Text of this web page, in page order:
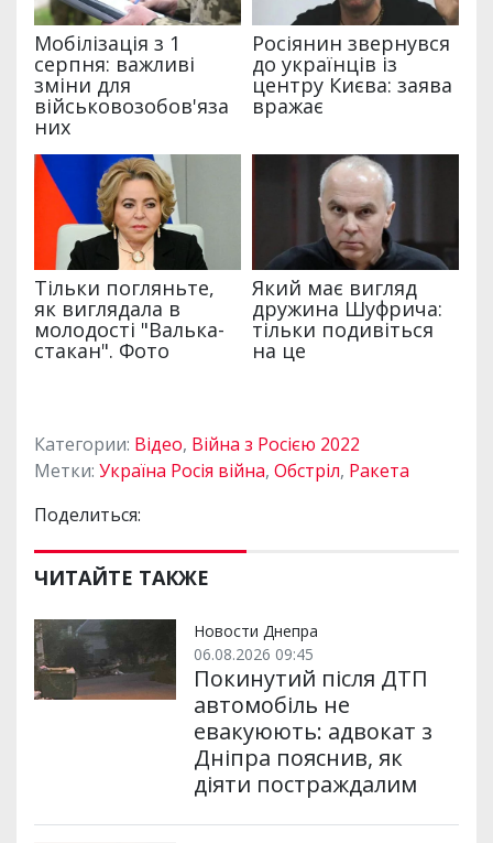
Категории: Відео, Війна з Росією 2022
Метки: Україна Росія війна, Обстріл, Ракета
Поделиться:
ЧИТАЙТЕ ТАКЖЕ
Новости Днепра
06.08.2026 09:45
Покинутий після ДТП
автомобіль не
евакуюють: адвокат з
Дніпра пояснив, як
діяти постраждалим